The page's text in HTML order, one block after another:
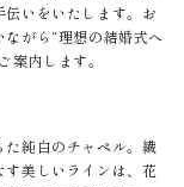
伝いをいたします。お
ながら“理想の結婚式へ
案内します。
た純白のチャペル。繊
す美しいラインは、花